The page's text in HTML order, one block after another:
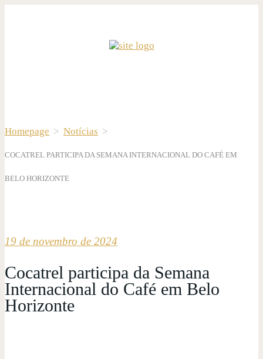
Homepage > Notícias >
COCATREL PARTICIPA DA SEMANA INTERNACIONAL DO CAFÉ EM
BELO HORIZONTE
19 de novembro de 2024
Cocatrel participa da Semana
Internacional do Café em Belo
Horizonte